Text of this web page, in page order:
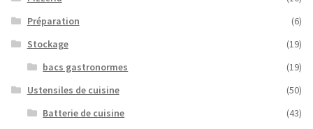
Préparation
(6)
Stockage
(19)
bacs gastronormes
(19)
Ustensiles de cuisine
(50)
Batterie de cuisine
(43)